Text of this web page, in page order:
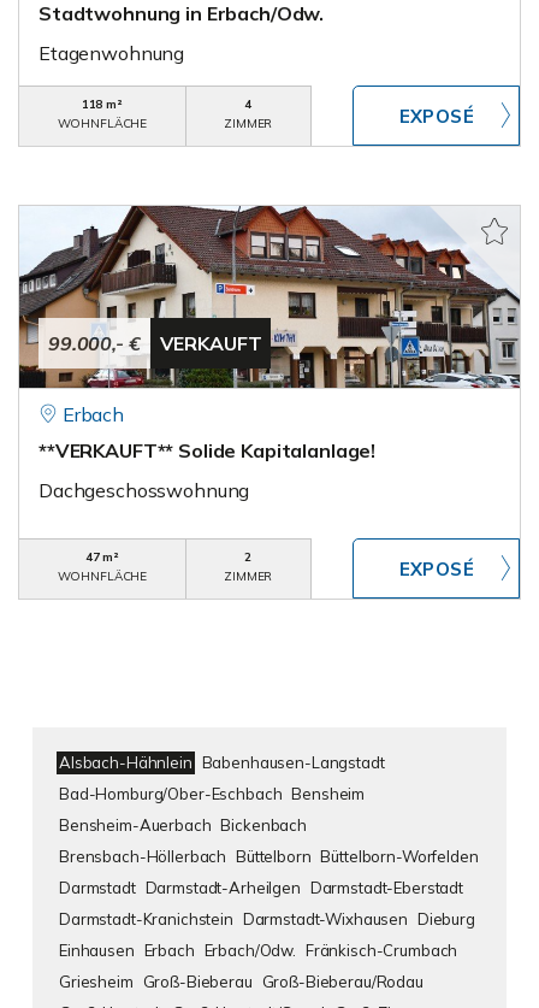
Stadtwohnung in Erbach/Odw.
Etagenwohnung
118 m²
WOHNFLÄCHE
4
ZIMMER
99.000,- € VERKAUFT
Erbach
**VERKAUFT** Solide Kapitalanlage!
Dachgeschosswohnung
47 m²
WOHNFLÄCHE
2
ZIMMER
Alsbach-Hähnlein Babenhausen-Langstadt
Bad-Homburg/Ober-Eschbach Bensheim
Bensheim-Auerbach Bickenbach
Brensbach-Höllerbach Büttelborn Büttelborn-Worfelden
Darmstadt Darmstadt-Arheilgen Darmstadt-Eberstadt
Darmstadt-Kranichstein Darmstadt-Wixhausen Dieburg
Einhausen Erbach Erbach/Odw.
Fränkisch-Crumbach
Griesheim
Groß-Bieberau
Groß-Bieberau/Rodau